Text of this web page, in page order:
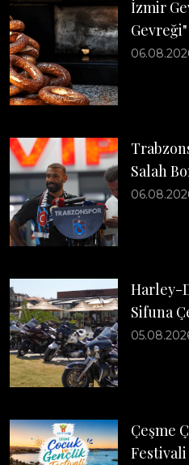
İzmir
Salah
Harley-
Sifuna
Çeşme
Festivali